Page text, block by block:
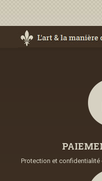
Protection et confidentialité